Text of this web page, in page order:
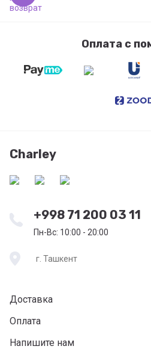
Оплата с
Charley
+998 71 200 03 11
Пн-Вс: 10:00 - 20:00
г. Ташкент
Доставка
Оплата
Напишите нам